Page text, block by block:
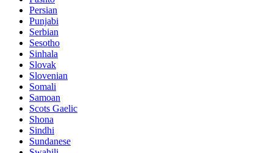
Persian
Punjabi
Serbian
Sesotho
Sinhala
Slovak
Slovenian
Somali
Samoan
Scots Gaelic
Shona
Sindhi
Sundanese